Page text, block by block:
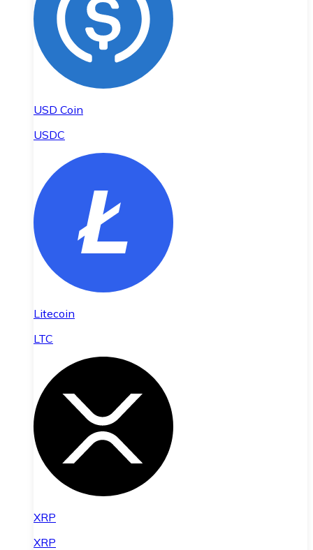
USD Coin
USDC
Litecoin
LTC
XRP
XRP